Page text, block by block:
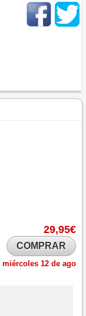
29,95€
COMPRAR
miércoles 12 de ago